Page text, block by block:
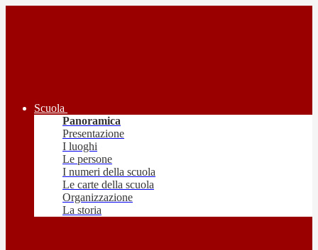
Scuola
Panoramica
Presentazione
I luoghi
Le persone
I numeri della scuola
Le carte della scuola
Organizzazione
La storia